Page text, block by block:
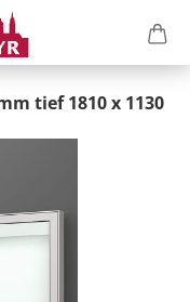
tief 1810 x 1130